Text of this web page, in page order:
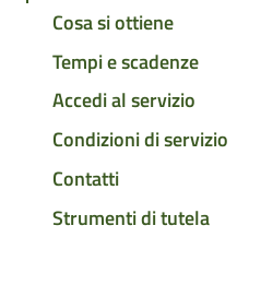
Cosa si ottiene
Tempi e scadenze
Accedi al servizio
Condizioni di servizio
Contatti
Strumenti di tutela